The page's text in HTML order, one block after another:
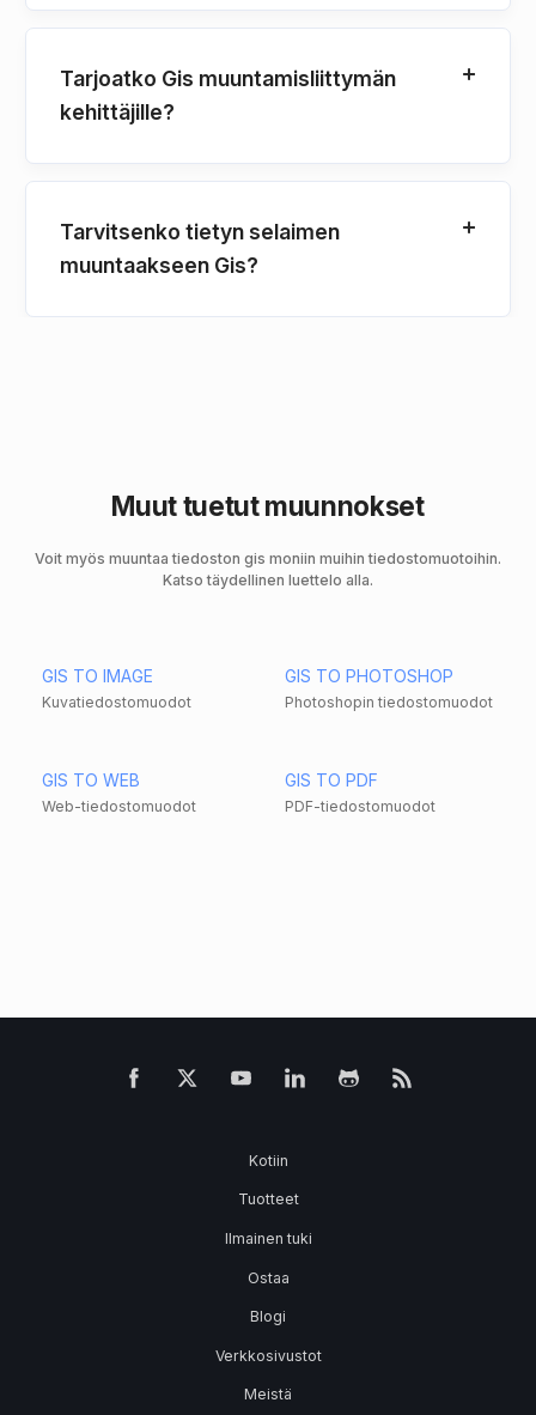
Tarjoatko Gis muuntamisliittymän
kehittäjille?
Tarvitsenko tietyn selaimen
muuntaakseen Gis?
Muut tuetut muunnokset
Voit myös muuntaa tiedoston gis moniin muihin tiedostomuotoihin.
Katso täydellinen luettelo alla.
GIS TO IMAGE
Kuvatiedostomuodot
GIS TO PHOTOSHOP
Photoshopin tiedostomuodot
GIS TO WEB
Web-tiedostomuodot
GIS TO PDF
PDF-tiedostomuodot
Kotiin
Tuotteet
Ilmainen tuki
Ostaa
Blogi
Verkkosivustot
Meistä